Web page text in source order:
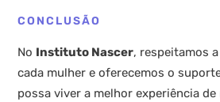
CONCLUSÃO
No Instituto Nascer, respeitamos
cada mulher e oferecemos o
possa viver a melhor experiência